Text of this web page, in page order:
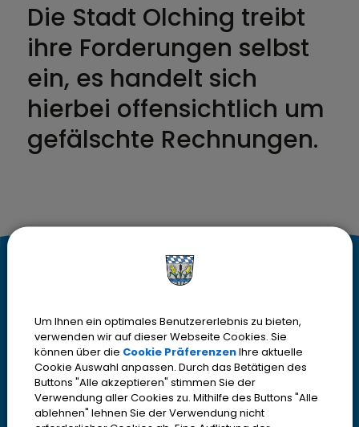
Die Stadt Olching treibt
ihre Forderungen selbst
ein, es handelt sich
hierbei offensichtlich um
gefälschte Rechnungen.
o
n
t
a
Rebhuhnstr. 18
82140 Olching
Telefon08142 200-2000
Telefax08142 200-4000
IBAN DE13700530700001952316
Um Ihnen ein optimales Benutzererlebnis zu bieten,
verwenden wir auf dieser Webseite Cookies. Sie
können über die Cookie PräferenzenIhre aktuelle
Cookie Auswahl anpassen. Durch das Betätigen des
Buttons "Alle akzeptieren" stimmen Sie der
Verwendung aller Cookies zu. Mithilfe des Buttons "Alle
ablehnen" lehnen Sie der Verwendung nicht